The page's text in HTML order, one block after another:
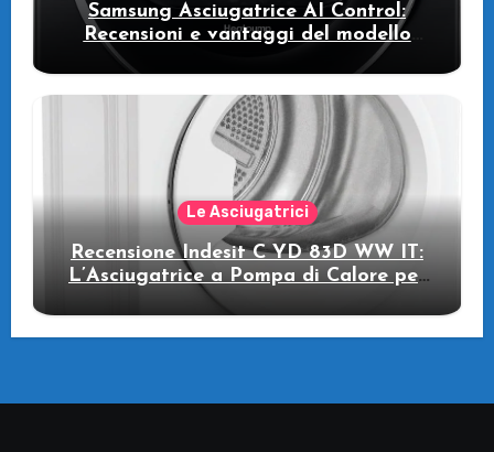
Samsung Asciugatrice AI Control:
Recensioni e vantaggi del modello
Le Asciugatrici
Recensione Indesit C YD 83D WW IT:
L’Asciugatrice a Pompa di Calore per
il Tuo Benessere